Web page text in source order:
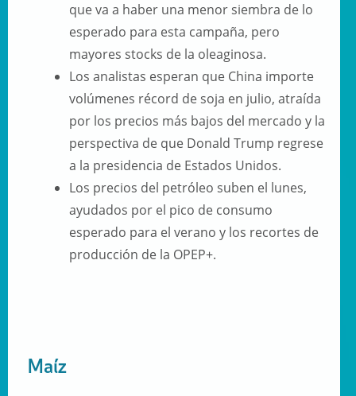
que va a haber una menor siembra de lo
esperado para esta campaña, pero
mayores stocks de la oleaginosa.
Los analistas esperan que China importe
volúmenes récord de soja en julio, atraída
por los precios más bajos del mercado y la
perspectiva de que Donald Trump regrese
a la presidencia de Estados Unidos.
Los precios del petróleo suben el lunes,
ayudados por el pico de consumo
esperado para el verano y los recortes de
producción de la OPEP+.
Maíz